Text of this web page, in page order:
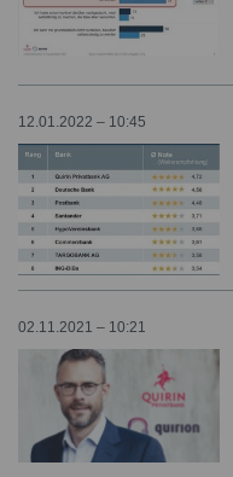
12.01.2022 – 10:45
02.11.2021 – 10:21